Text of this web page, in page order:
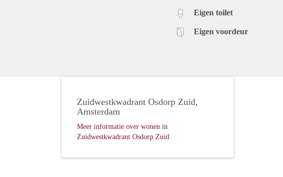
Eigen toilet
Eigen voordeur
Zuidwestkwadrant Osdorp Zuid,
Amsterdam
Meer informatie over wonen in
Zuidwestkwadrant Osdorp Zuid